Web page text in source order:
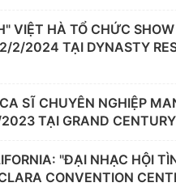
VIỆT HÀ TỔ CHỨC
2/2024 TẠI DYNASTY
SĨ CHUYÊN NGHIỆP
TẠI GRAND
"ĐẠI NHẠC HỘI
CONVENTION